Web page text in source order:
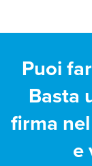
Puoi
Basta
firma
e